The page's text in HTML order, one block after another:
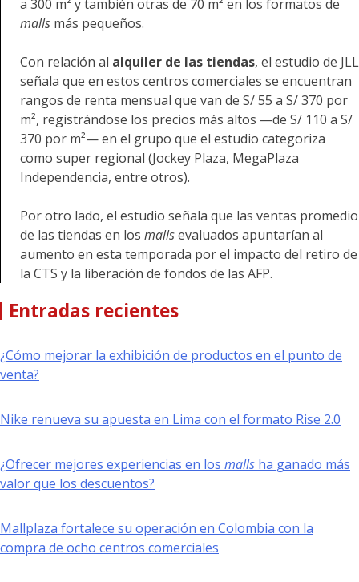
a 300 m² y también otras de 70 m² en los formatos de
malls más pequeños.
Con relación al alquiler de las tiendas, el estudio de JLL
señala que en estos centros comerciales se encuentran
rangos de renta mensual que van de S/ 55 a S/ 370 por
m², registrándose los precios más altos —de S/ 110 a S/
370 por m²— en el grupo que el estudio categoriza
como super regional (Jockey Plaza, MegaPlaza
Independencia, entre otros).
Por otro lado, el estudio señala que las ventas promedio
de las tiendas en los mallsevaluados apuntarían al
aumento en esta temporada por el impacto del retiro de
la CTS y la liberación de fondos de las AFP.
Entradas recientes
¿Cómo mejorar la exhibición de productos en el punto de
venta?
Nike renueva su apuesta en Lima con el formato Rise 2.0
¿Ofrecer mejores experiencias en los malls ha ganado más
valor que los descuentos?
Mallplaza fortalece su operación en Colombia con la
compra de ocho centros comerciales